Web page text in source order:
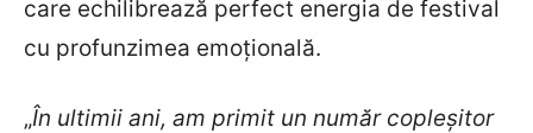
care echilibrează perfect energia de festival
cu profunzimea emoțională.
„În ultimii ani, am primit un număr copleșitor